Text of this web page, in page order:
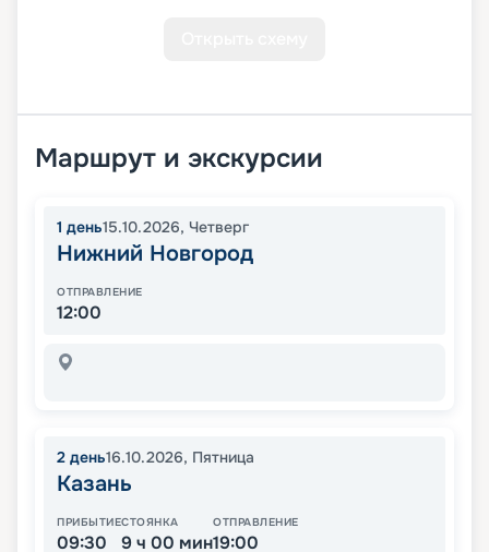
Маршрут и экскурсии
1 день15.10.2026, Четверг
Нижний Новгород
ОТПРАВЛЕНИЕ
12:00
2 день16.10.2026, Пятница
Казань
ПРИБЫТИЕ
09:30
СТОЯНКА
9 ч 00 мин
ОТПРАВЛЕНИЕ
19:00